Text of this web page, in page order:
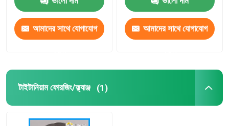
আমাদের সাথে যোগাযোগ আমাদের সাথে যোগাযোগ
টাইটানিয়াম ফোরজিং/ফ্ল্যাঞ্জ (1)